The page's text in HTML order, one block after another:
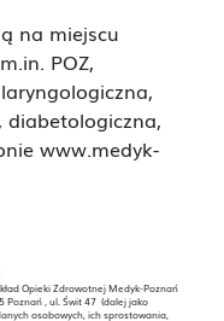
na miejscu
POZ,
diabetologiczna,
www.medyk-
Opieki Zdrowotnej Medyk-Poznań
Poznań , ul. Świt 47 (dalej jako
osobowych, ich sprostowania,